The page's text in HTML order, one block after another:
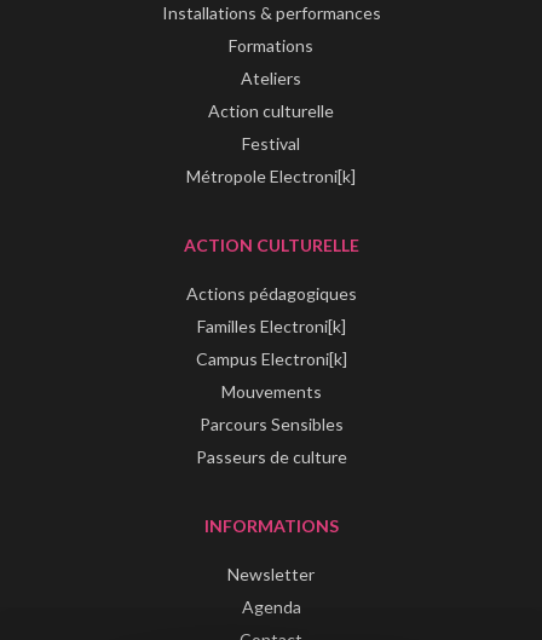
Installations & performances
Formations
Ateliers
Action culturelle
Festival
Métropole Electroni[k]
ACTION CULTURELLE
Actions pédagogiques
Familles Electroni[k]
Campus Electroni[k]
Mouvements
Parcours Sensibles
Passeurs de culture
INFORMATIONS
Newsletter
Agenda